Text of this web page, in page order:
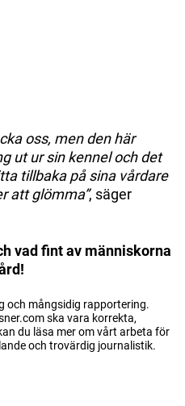
oss, men den här
ut ur sin kennel och det
tillbaka på sina vårdare
att glömma”, säger
vad fint av människorna
och mångsidig rapportering.
ska vara korrekta,
du läsa mer om vårt arbeta för
och trovärdig journalistik.